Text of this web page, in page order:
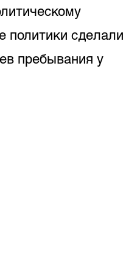
политики сделали
пребывания у